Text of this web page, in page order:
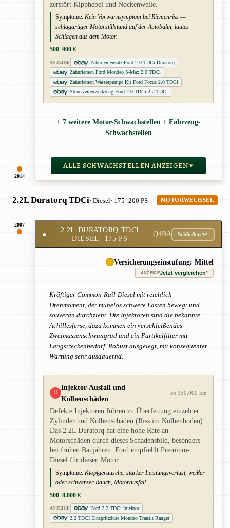
2014
zerstört Kipphebel und Nockenwelle.
Symptome: Kein Vorwarnsymptom bei Riemenriss —
schlagartiger Motorstillstand auf der Autobahn, lautes
Schlagen aus dem Motor.
500–900 €
ANZEIGE
Zahnriemensatz Ford 2.0 TDCi Duratorq
Zahnriemen Ford Mondeo S-Max 2.0 TDCi
Zahnriemen Wasserpumpe Kit Ford Focus 2.0 TDCi
Steuerzeitenwerkzeug Ford 2.0 TDCi 2.2 TDCi
+ 7 weitere Motor-Schwachstellen + Fahrzeug-
Schwachstellen
ALLE SCHWACHSTELLEN ANZEIGEN ▾
2.2L Duratorq TDCi· Diesel· 175–200 PS MOTORWECHSEL
2007
●
2.2L DURATORQ TDCI
DIESEL· 175 PS
Q4BA Schließen
Versicherungseinstufung: Mittel
ANZEIGEJetzt vergleichen*
Kräftiger Common-Rail-Diesel mit reichlich
Drehmoment, der mühelos schwere Lasten bewegt und
souverän durchzieht. Die Injektoren sind die bekannte
Achillesferse, dazu kommen ein verschleißendes
Zweimassenschwungrad und ein Partikelfilter mit
Langstreckenbedarf. Robust ausgelegt, mit konsequenter
Wartung sehr ausdauernd.
!!
Injektor-Ausfall und
Kolbenschäden
ab 150.000 km
Defekte Injektoren führen zu Überfettung einzelner
Zylinder und Kolbenschäden (Riss im Kolbenboden).
Das 2.2L Duratorq hat eine hohe Rate an
Motorschäden durch dieses Schadensbild, besonders
bei frühen Baujahren. Ford empfiehlt Premium-
Diesel für diesen Motor.
Symptome: Klopfgeräusche, starker Leistungsverlust, weißer
oder schwarzer Rauch, Motorausfall
500–8.000 €
ANZEIGE
Ford 2.2 TDCi Injektor
2.2 TDCI Einspritzdüse Mondeo Transit Ranger